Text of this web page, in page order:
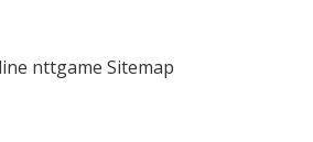
nttgame Sitemap